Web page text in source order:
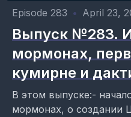
Episode 283 • April 23,
Выпуск №283.
мормонах,
кумирне и
В этом выпуске:-
мормонах, о создании